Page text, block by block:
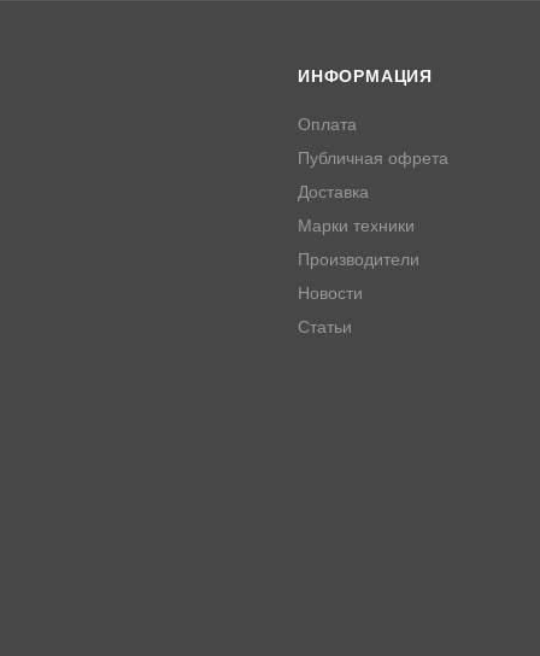
ИНФОРМАЦИЯ
Оплата
Публичная офрета
Доставка
Марки техники
Производители
Новости
Статьи